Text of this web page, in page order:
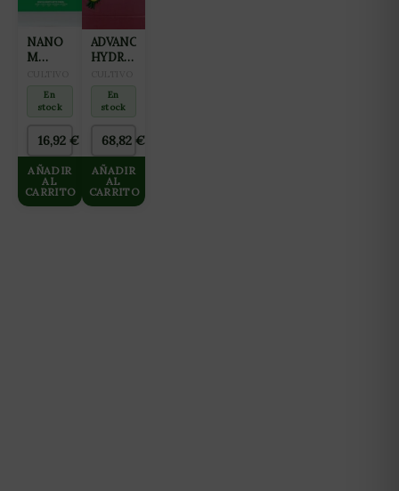
NANO
M
ALL IN
ONE
CULTIVO
DE
MADRES
2L
En
stock
16,92 €
AÑADIR
AL
CARRITO
ADVANCED
HYDROPONICS
HOLLAND
DUTCH
Nº2
BLOOM
10L
En
stock
68,82 €
AÑADIR
AL
CARRITO